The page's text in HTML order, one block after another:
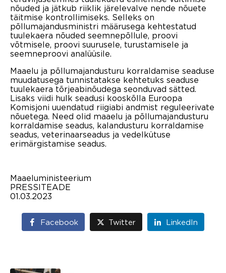
nõuded ja jätkub riiklik järelevalve nende nõuete
täitmise kontrollimiseks. Selleks on
põllumajandusministri määrusega kehtestatud
tuulekaera nõuded seemnepõllule, proovi
võtmisele, proovi suurusele, turustamisele ja
seemneproovi analüüsile.
Maaelu ja põllumajandusturu korraldamise seaduse
muudatusega tunnistatakse kehtetuks seaduse
tuulekaera tõrjeabinõudega seonduvad sätted.
Lisaks viidi hulk seadusi kooskõlla Euroopa
Komisjoni uuendatud riigiabi andmist reguleerivate
nõuetega. Need olid maaelu ja põllumajandusturu
korraldamise seadus, kalandusturu korraldamise
seadus, veterinaarseadus ja vedelkütuse
erimärgistamise seadus.
Maaeluministeerium
PRESSITEADE
01.03.2023
Facebook Twitter LinkedIn